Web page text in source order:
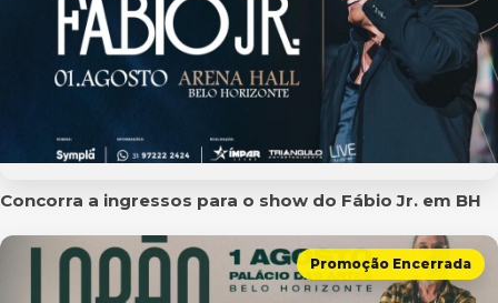
Concorra a ingressos para o show do Fábio Jr. em BH
Promoção Encerrada